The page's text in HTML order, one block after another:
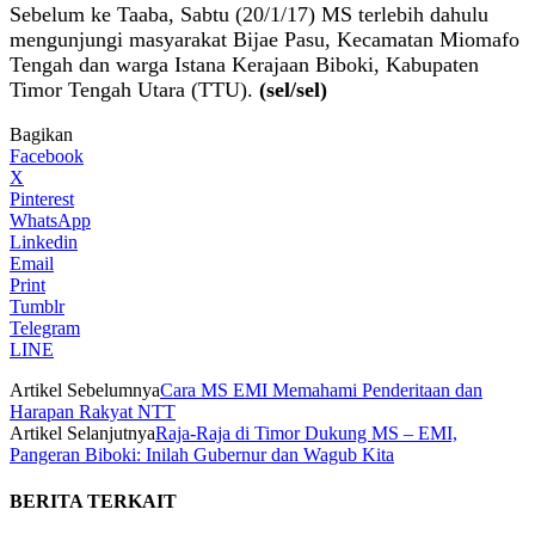
Sebelum ke Taaba, Sabtu (20/1/17) MS terlebih dahulu
mengunjungi masyarakat Bijae Pasu, Kecamatan Miomafo
Tengah dan warga Istana Kerajaan Biboki, Kabupaten
Timor Tengah Utara (TTU). (sel/sel)
Bagikan
Facebook
X
Pinterest
WhatsApp
Linkedin
Email
Print
Tumblr
Telegram
LINE
Artikel SebelumnyaCara MS EMI Memahami Penderitaan dan
Harapan Rakyat NTT
Artikel SelanjutnyaRaja-Raja di Timor Dukung MS – EMI,
Pangeran Biboki: Inilah Gubernur dan Wagub Kita
BERITA TERKAIT